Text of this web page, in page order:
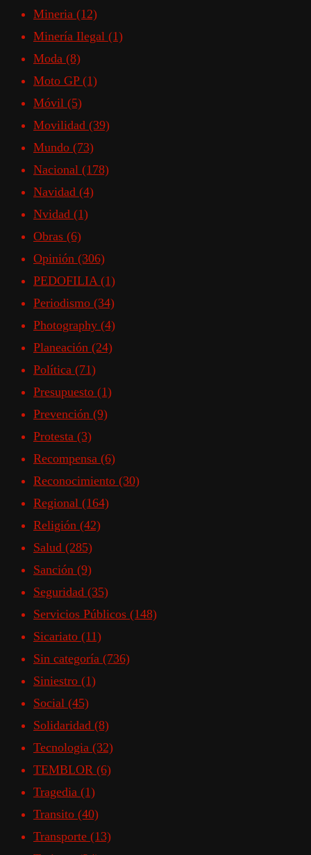
Mineria (12)
Minería Ilegal (1)
Moda (8)
Moto GP (1)
Móvil (5)
Movilidad (39)
Mundo (73)
Nacional (178)
Navidad (4)
Nvidad (1)
Obras (6)
Opinión (306)
PEDOFILIA (1)
Periodismo (34)
Photography (4)
Planeación (24)
Política (71)
Presupuesto (1)
Prevención (9)
Protesta (3)
Recompensa (6)
Reconocimiento (30)
Regional (164)
Religión (42)
Salud (285)
Sanción (9)
Seguridad (35)
Servicios Públicos (148)
Sicariato (11)
Sin categoría (736)
Siniestro (1)
Social (45)
Solidaridad (8)
Tecnologia (32)
TEMBLOR (6)
Tragedia (1)
Transito (40)
Transporte (13)